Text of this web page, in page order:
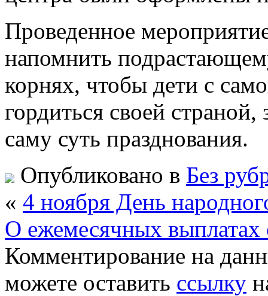
Проведенное
напомнить
корнях, чтобы дети с
гордиться своей
саму суть празднования.
Опубликовано в Без
« 4 ноября День
О ежемесячных
Комментирование на
можете оставить ссылку